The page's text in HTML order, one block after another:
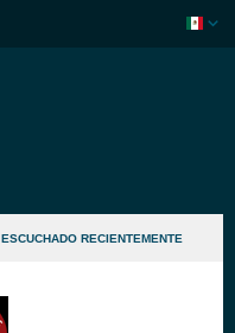
ESCUCHADO RECIENTEMENTE